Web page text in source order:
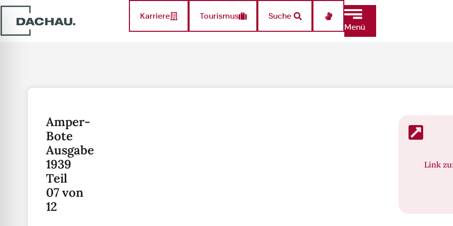
Karriere Tourismus
Suche
Menü
Amper-
Bote
Ausgabe
1939
Teil
07 von
12
Link